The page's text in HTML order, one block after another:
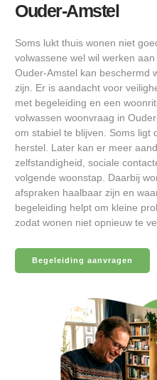
Ouder-Amstel
Soms lukt thuis wonen niet
volwassene wel wil werken
Ouder-Amstel kan beschermd
zijn. Er is aandacht voor
met begeleiding en een
volwassen woonvraag in
om stabiel te blijven. Soms ligt
herstel. Later kan er meer
zelfstandigheid, sociale
volgende woonstap. Daarbij
afspraken haalbaar zijn en
begeleiding helpt om kleine
zodat wonen niet opnieuw te
Begeleiding aanvragen